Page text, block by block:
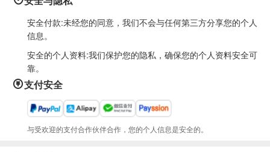
安全付款:未经您的同意，我们不会与任何第三方分享您的个人
信息。
安全的个人资料:我们保护您的隐私，确保您的个人资料安全可
靠。
支付安全
与受欢迎的支付合作伙伴合作，您的个人信息是安全的。